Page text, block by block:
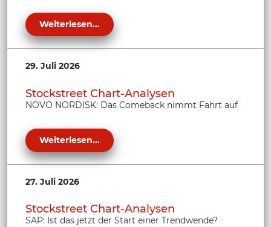
Weiterlesen...
29. Juli 2026
Stockstreet Chart-Analysen
NOVO NORDISK: Das Comeback nimmt Fahrt auf
Weiterlesen...
27. Juli 2026
Stockstreet Chart-Analysen
SAP: Ist das jetzt der Start einer Trendwende?